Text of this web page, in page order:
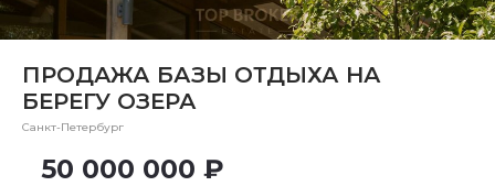
Район
Метро
Метро
Количество комнат
ПРОДАЖА БАЗЫ ОТДЫХА НА
БЕРЕГУ ОЗЕРА
Санкт-Петербург
50 000 000 ₽